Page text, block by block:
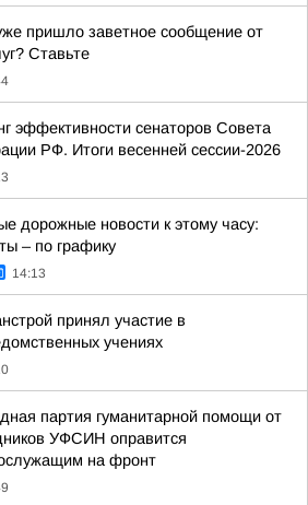
пришло заветное сообщение от
Ставьте
эффективности сенаторов Совета
РФ. Итоги весенней сессии-2026
дорожные новости к этому часу:
– по графику
14:13
принял участие в
учениях
партия гуманитарной помощи от
УФСИН оправится
на фронт